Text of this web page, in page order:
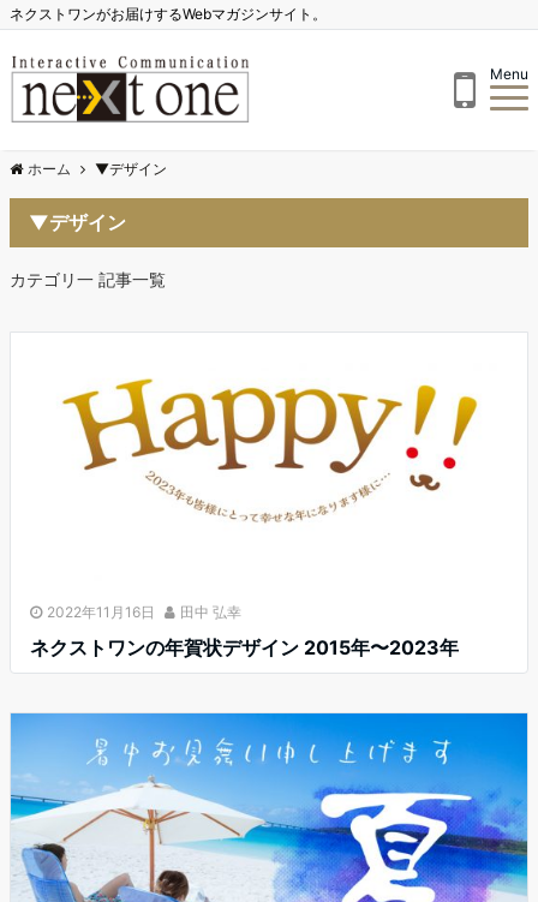
ネクストワンがお届けするWebマガジンサイト。
Menu
ホーム ▼デザイン
▼デザイン
カテゴリ一 記事一覧
2022年11月16日 田中 弘幸
ネクストワンの年賀状デザイン 2015年〜2023年